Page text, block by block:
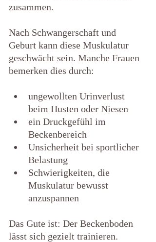
zusammen.
Nach Schwangerschaft und
Geburt kann diese Muskulatur
geschwächt sein. Manche Frauen
bemerken dies durch:
ungewollten Urinverlust
beim Husten oder Niesen
ein Druckgefühl im
Beckenbereich
Unsicherheit bei sportlicher
Belastung
Schwierigkeiten, die
Muskulatur bewusst
anzuspannen
Das Gute ist: Der Beckenboden
lässt sich gezielt trainieren.